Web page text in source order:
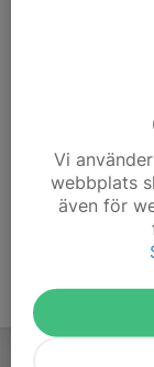
Vi
webbplats
även för